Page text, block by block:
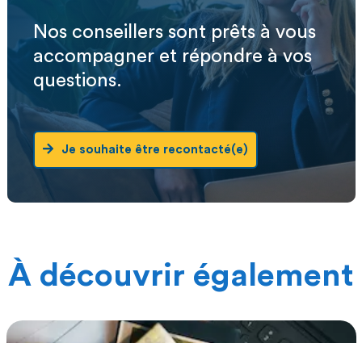
Nos conseillers sont prêts à vous
accompagner et répondre à vos
questions.
Je souhaite être recontacté(e)
À découvrir également